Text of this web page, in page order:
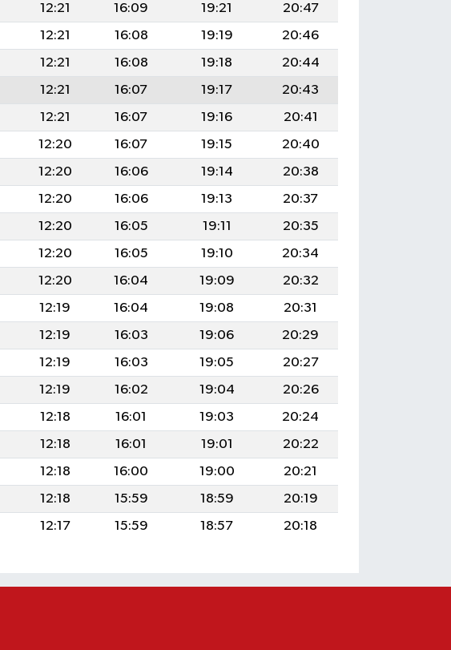
12:21 16:09 19:21
20:47
12:21 16:08 19:19
20:46
12:21 16:08 19:18
20:44
12:21 16:07 19:17
20:43
12:21 16:07 19:16
20:41
12:20 16:07 19:15
20:40
12:20 16:06 19:14
20:38
12:20 16:06 19:13
20:37
12:20 16:05 19:11
20:35
12:20 16:05 19:10
20:34
12:20 16:04 19:09
20:32
12:19 16:04 19:08
20:31
12:19 16:03 19:06
20:29
12:19 16:03 19:05
20:27
12:19 16:02 19:04
20:26
12:18 16:01 19:03
20:24
12:18 16:01 19:01
20:22
12:18 16:00 19:00
20:21
12:18 15:59 18:59
20:19
12:17 15:59 18:57 20:18